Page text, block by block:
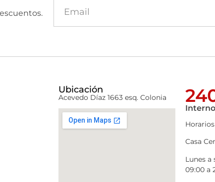
Ubicación
Acevedo Díaz 1663 esq. Colonia
Horarios
Casa
Lunes a
09:00 a